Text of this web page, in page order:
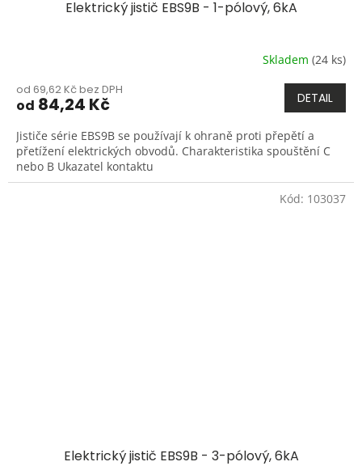
Elektrický jistič EBS9B - 1-pólový, 6kA
Skladem (24 ks)
od 69,62 Kč bez DPH
od 84,24 Kč DETAIL
Jističe série EBS9B se používají k ohraně proti přepětí a
přetížení elektrických obvodů. Charakteristika spouštění C
nebo B Ukazatel kontaktu
Elektrický jistič EBS9B - 3-pólový, 6kA
Kód: 103037